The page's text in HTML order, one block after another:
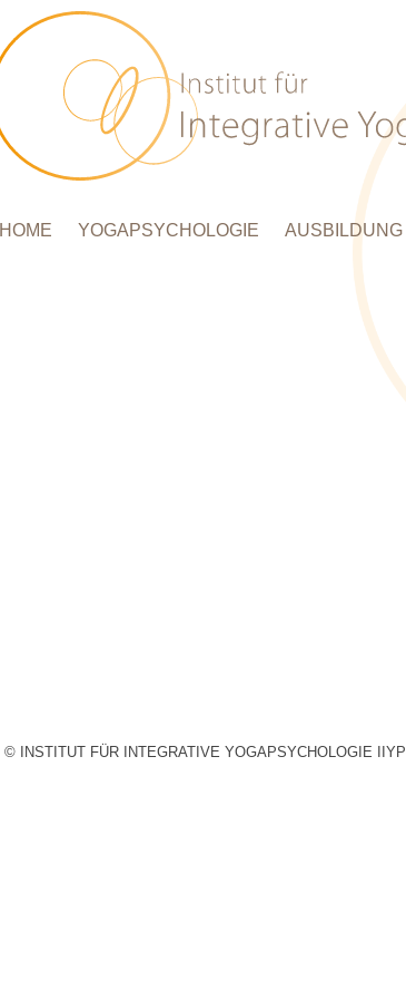
HOME YOGAPSYCHOLOGIE AUSBILDUNG
© INSTITUT FÜR INTEGRATIVE YOGAPSYCHOLOGIE IIYP